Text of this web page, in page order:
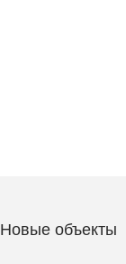
Новые объекты